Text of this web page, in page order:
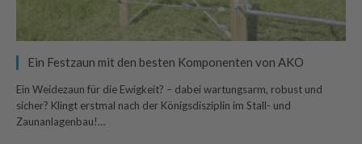
Ein Festzaun mit den besten Komponenten von AKO
Ein Weidezaun für die Ewigkeit? – dabei wartungsarm, robust und
sicher? Klingt erstmal nach der Königsdisziplin im Stall- und
Zaunanlagenbau!…